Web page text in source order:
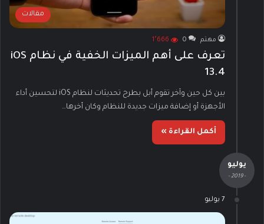
مقالات
مهتم 0 1٬666
تعرف على أهم الميزات الخفية في نظام iOS
13.4
بين كل حين وآخر تقوم أبل بطرح تحديثات لنظام iOS لتحسين أداء
الأجهزة أو إضافة ميزات جديدة للنظام وكان أخرها…
أكمل القراءة »
يوليو
- 2019 -
7 يوليو